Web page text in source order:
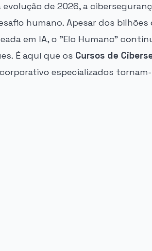
de 2026, a
humano. Apesar dos bilhões
em IA, o "Elo Humano"
É aqui que os Cursos de
especializados